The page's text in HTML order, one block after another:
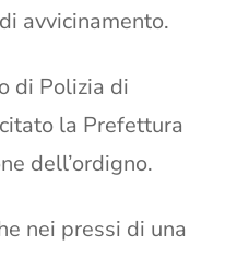
avvicinamento.
di Polizia di
la Prefettura
dell’ordigno.
nei pressi di una